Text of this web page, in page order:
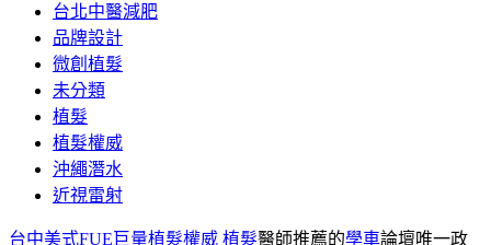
台北中醫減肥
品牌設計
微創植髮
未分類
植髮
植髮權威
沖繩潛水
近視雷射
台中美式FUE巨量植髮權威 植髮醫師推薦的學車論壇唯一政